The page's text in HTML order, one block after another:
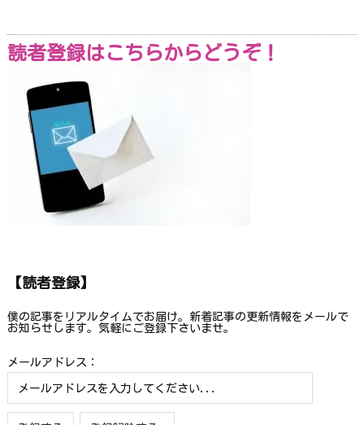
読者登録はこちらからどうぞ！
【読者登録】
僕の記事をリアルタイムでお届け。新着記事の更新情報をメールで
お知らせします。気軽にご登録下さいませ。
メールアドレス：